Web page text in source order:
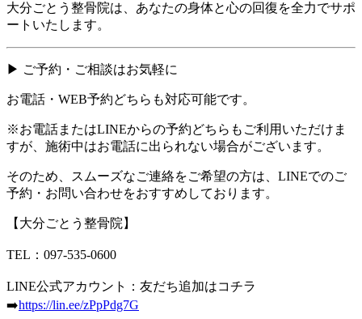
大分ごとう整骨院は、あなたの身体と心の回復を全力でサポ
ートいたします。
▶ ご予約・ご相談はお気軽に
お電話・WEB予約どちらも対応可能です。
※お電話またはLINEからの予約どちらもご利用いただけま
すが、施術中はお電話に出られない場合がございます。
そのため、スムーズなご連絡をご希望の方は、LINEでのご
予約・お問い合わせをおすすめしております。
【大分ごとう整骨院】
TEL：097-535-0600
LINE公式アカウント：友だち追加はコチラ
➡️https://lin.ee/zPpPdg7G